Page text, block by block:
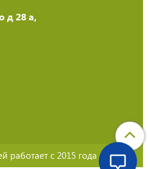
д 28 а,
работает с 2015 года